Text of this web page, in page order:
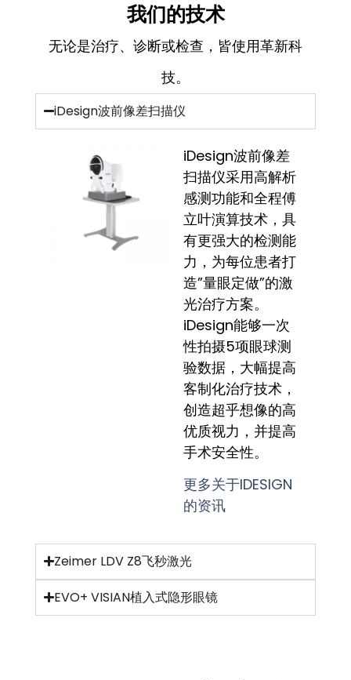
我们的技术
无论是治疗、诊断或检查，皆使用革新科
技。
iDesign波前像差扫描仪
iDesign波前像差
扫描仪采用高解析
感测功能和全程傅
立叶演算技术，具
有更强大的检测能
力，为每位患者打
造”量眼定做”的激
光治疗方案。
iDesign能够一次
性拍摄5项眼球测
验数据，大幅提高
客制化治疗技术，
创造超乎想像的高
优质视力，并提高
手术安全性。
更多关于IDESIGN
的资讯
Zeimer LDV Z8飞秒激光
EVO+ VISIAN植入式隐形眼镜